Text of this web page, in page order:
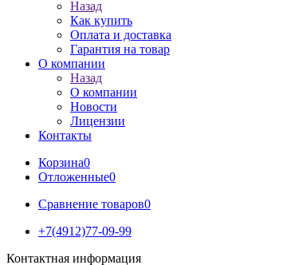
Назад
Как купить
Оплата и доставка
Гарантия на товар
О компании
Назад
О компании
Новости
Лицензии
Контакты
Корзина0
Отложенные0
Сравнение товаров0
+7(4912)77-09-99
Контактная информация